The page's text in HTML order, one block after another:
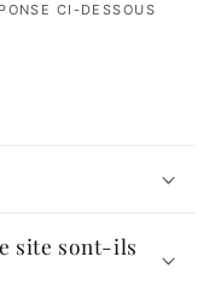
CI-DESSOUS
site sont-ils